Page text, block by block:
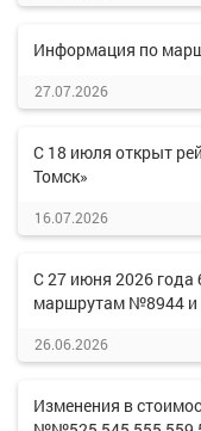
Информация по
27.07.2026
С 18 июля открыт
Томск»
16.07.2026
С 27 июня 2026 года
маршрутам №8944
26.06.2026
Изменения в